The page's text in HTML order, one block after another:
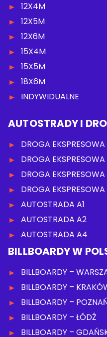
12X4M
12X5M
12X6M
15X4M
15X5M
18X6M
INDYWIDUALNE
AUTOSTRADY I
DROGA EKSPRESOWA
DROGA
DROGA EKSPRESOWA
DROGA EKSPRESOWA
AUTOSTRADA A1
AUTOSTRADA A2
AUTOSTRADA A4
BILLBOARDY W
BILLBOARDY –
BILLBOARDY –
BILLBOARDY –
BILLBOARDY – ŁÓDŹ
BILLBOARDY –